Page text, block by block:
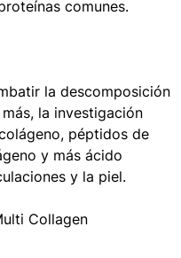
comunes.
la descomposición
la investigación
péptidos de
y más ácido
y la piel.
Collagen